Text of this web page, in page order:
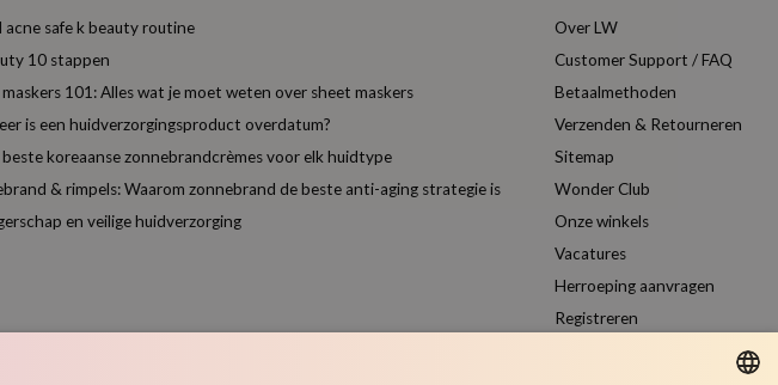
acne safe k beauty routine
10 stappen
101: Alles wat je moet weten over sheet maskers
is een huidverzorgingsproduct overdatum?
koreaanse zonnebrandcrèmes voor elk huidtype
& rimpels: Waarom zonnebrand de beste anti-aging strategie is
en veilige huidverzorging
Over LW
Customer Support / FAQ
Betaalmethoden
Verzenden & Retourneren
Sitemap
Wonder Club
Onze winkels
Vacatures
Herroeping aanvragen
Registreren